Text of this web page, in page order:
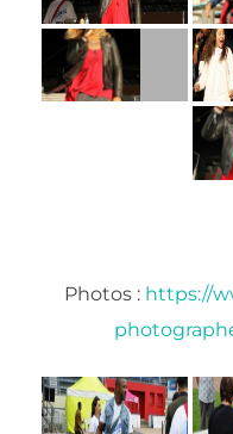
Photos : https://